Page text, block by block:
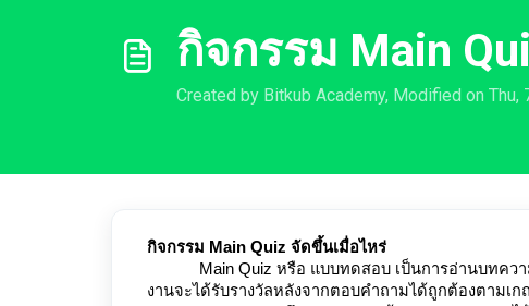
กิจกรรม Main
Created by Bitkub Academy, Modified on
กิจกรรม Main Quiz จัดขึ้นเมื่อไหร่
Main Quiz หรือ แบบทดสอบ เป็นการอ่านบทค
งานจะได้รับรางวัลหลังจากตอบคำถามได้ถูกต้องตามเ